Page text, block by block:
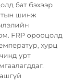
бат бэхээр
шинж
FRP орооцолд
хурц
урт